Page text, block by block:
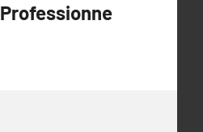
Professionne